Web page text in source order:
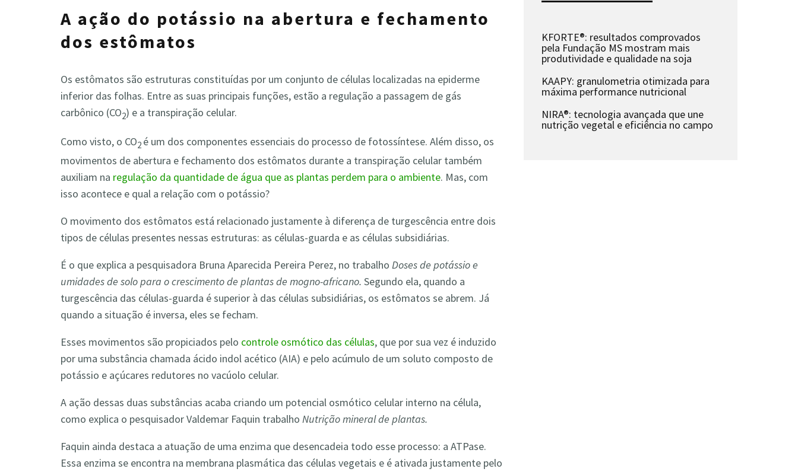
A ação do potássio na abertura e fechamento
dos estômatos
Os estômatos são estruturas constituídas por um conjunto de células localizadas na epiderme
inferior das folhas. Entre as suas principais funções, estão a regulação a passagem de gás
carbônico (CO2) e a transpiração celular.
Como visto, o CO2 é um dos componentes essenciais do processo de fotossíntese. Além disso, os
movimentos de abertura e fechamento dos estômatos durante a transpiração celular também
auxiliam na regulação da quantidade de água que as plantas perdem para o ambiente. Mas, com
isso acontece e qual a relação com o potássio?
O movimento dos estômatos está relacionado justamente à diferença de turgescência entre dois
tipos de células presentes nessas estruturas: as células-guarda e as células subsidiárias.
É o que explica a pesquisadora Bruna Aparecida Pereira Perez, no trabalho Doses de potássio e
umidades de solo para o crescimento de plantas de mogno-africano. Segundo ela, quando a
turgescência das células-guarda é superior à das células subsidiárias, os estômatos se abrem. Já
quando a situação é inversa, eles se fecham.
Esses movimentos são propiciados pelo controle osmótico das células, que por sua vez é induzido
por uma substância chamada ácido indol acético (AIA) e pelo acúmulo de um soluto composto de
potássio e açúcares redutores no vacúolo celular.
A ação dessas duas substâncias acaba criando um potencial osmótico celular interno na célula,
como explica o pesquisador Valdemar Faquin trabalho Nutrição mineral de plantas.
Faquin ainda destaca a atuação de uma enzima que desencadeia todo esse processo: a ATPase.
Essa enzima se encontra na membrana plasmática das células vegetais e é ativada justamente pelo
KFORTE®: resultados comprovados
pela Fundação MS mostram mais
produtividade e qualidade na soja
KAAPY: granulometria otimizada para
máxima performance nutricional
NIRA®: tecnologia avançada que une
nutrição vegetal e eficiência no campo